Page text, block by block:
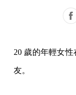
20 歲的年輕女
友。